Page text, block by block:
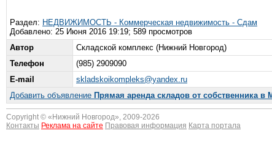
Раздел: НЕДВИЖИМОСТЬ - Коммерческая недвижимость - Сдам
Добавлено: 25 Июня 2016 19:19; 589 просмотров
Автор
Складской комплекс (Нижний Новгород)
Телефон
(985) 2909090
E-mail
skladskoikompleks@yandex.ru
Добавить объявление Прямая аренда складов от собственника
Copyright © « Нижний Новгород», 2009-2026
Контакты Реклама на сайте Правовая информация Карта портала